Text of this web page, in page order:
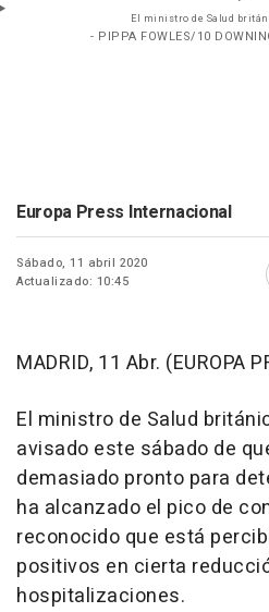
El ministro de Salud
- PIPPA FOWLES/10
Europa Press Internacional
Sábado, 11 abril 2020
Actualizado: 10:45
MADRID, 11 Abr. (EUROPA
El ministro de Salud
avisado este sábado de
demasiado pronto para
ha alcanzado el pico de
reconocido que está
positivos en cierta
hospitalizaciones.